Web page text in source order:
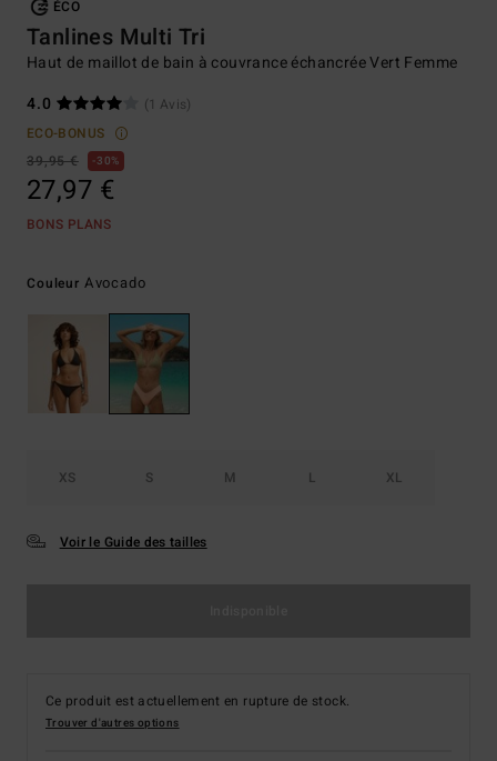
ÉCO
Tanlines Multi Tri
Haut de maillot de bain à couvrance échancrée Vert Femme
4.0
(1 Avis)
ECO-BONUS
39,95 €
30%
27,97 €
BONS PLANS
Couleur Avocado
XS S M L XL
Voir le Guide des tailles
Ce produit est actuellement en rupture de stock.
Trouver d'autres options